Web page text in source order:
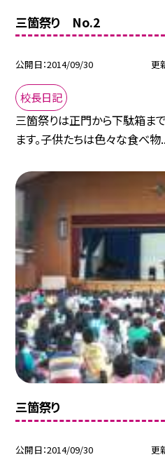
三箇祭り No.2
公開日 2014/09/30 更
校長日記
三箇祭りは正門から下駄箱ま
ます。子供たちは色々な食べ物
三箇祭り
公開日 2014/09/30 更